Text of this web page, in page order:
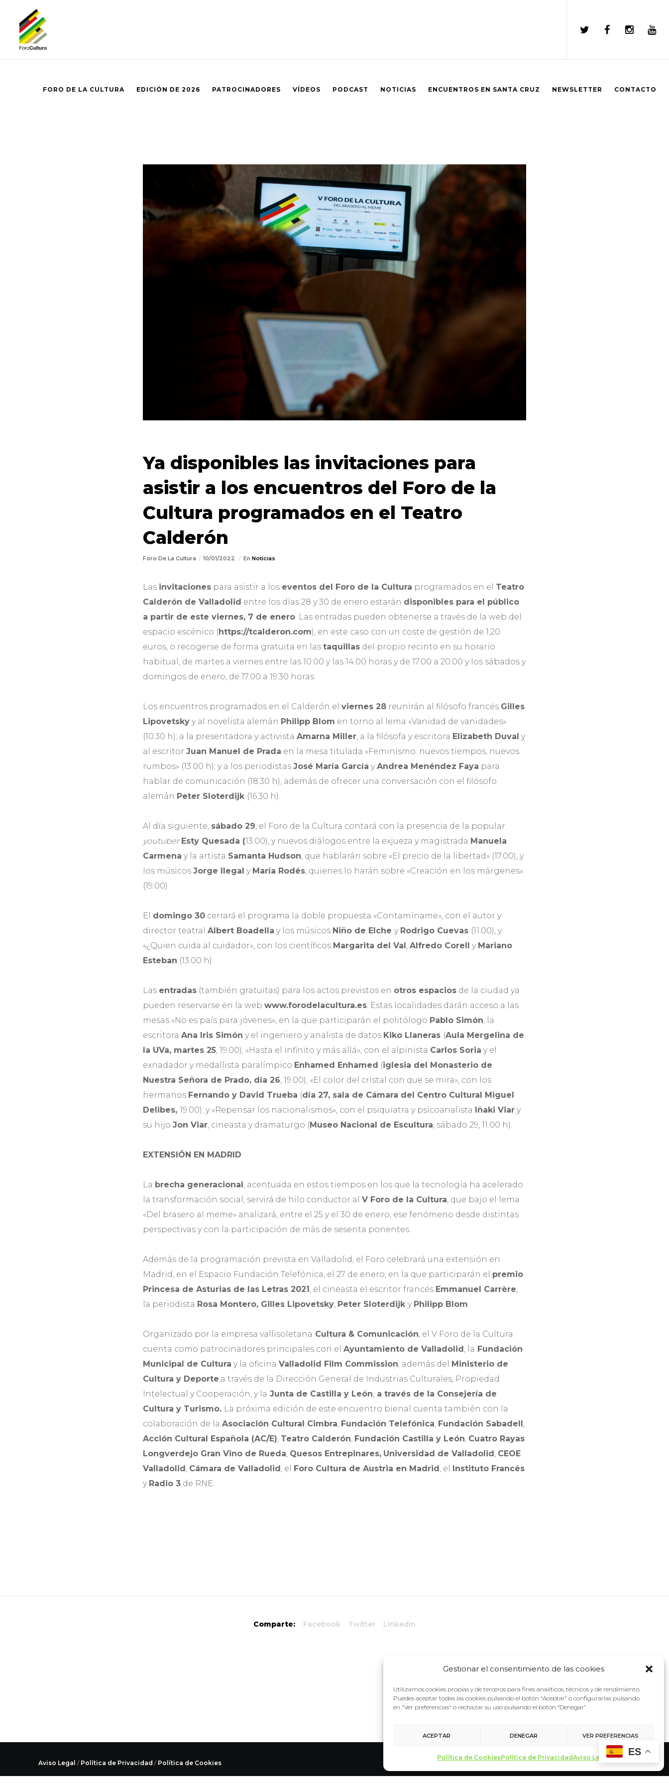
Gestionar el consentimiento de las cookies
Utilizamos cookies propias y de terceros para fines analíticos, técnicos y de rendimiento.
Puedes aceptar todas las cookies pulsando el botón “Aceptar” o configurarlas pulsando
en "Ver preferencias" o rechazar su uso pulsando el botón “Denegar”
ACEPTAR DENEGAR VER PREFERENCIAS
Política de CookiesPolítica de PrivacidadAviso Legal
FORO DE LA CULTURA EDICIÓN DE 2026 PATROCINADORES VÍDEOS PODCAST NOTICIAS ENCUENTROS EN SANTA CRUZ NEWSLETTER CONTACTO
Ya disponibles las invitaciones para
asistir a los encuentros del Foro de la
Cultura programados en el Teatro
Calderón
Foro De La Cultura 10/01/2022 En Noticias
Las invitaciones para asistir a los eventos del Foro de la Cultura programados en el Teatro
Calderón de Valladolid entre los días 28 y 30 de enero estarán disponibles para el público
a partir de este viernes, 7 de enero . Las entradas pueden obtenerse a través de la web del
espacio escénico (https://tcalderon.com), en este caso con un coste de gestión de 1,20
euros, o recogerse de forma gratuita en las taquillas del propio recinto en su horario
habitual, de martes a viernes entre las 10.00 y las 14.00 horas y de 17.00 a 20.00 y los sábados y
domingos de enero, de 17.00 a 19.30 horas.
Los encuentros programados en el Calderón el viernes 28 reunirán al filósofo francés Gilles
Lipovetsky y al novelista alemán Philipp Blom en torno al lema «Vanidad de vanidades»
(10.30 h); a la presentadora y activista Amarna Miller , a la filósofa y escritora Elizabeth Duval y
al escritor Juan Manuel de Prada en la mesa titulada «Feminismo: nuevos tiempos, nuevos
rumbos» (13.00 h); y a los periodistas José María García yAndrea Menéndez Faya para
hablar de comunicación (18.30 h), además de ofrecer una conversación con el filósofo
alemán Peter Sloterdijk (16.30 h).
Al día siguiente, sábado 29 , el Foro de la Cultura contará con la presencia de la popular
youtuber Esty Quesada (13.00), y nuevos diálogos entre la exjueza y magistrada Manuela
Carmena y la artista Samanta Hudson , que hablarán sobre «El precio de la libertad» (17.00), y
los músicos Jorge Ilegal y María Rodés , quienes lo harán sobre «Creación en los márgenes».
(19.00)
El domingo 30 cerrará el programa la doble propuesta «Contamíname», con el autor y
director teatral Albert Boadella y los músicos Niño de Elche y Rodrigo Cuevas (11.00), y
«¿Quien cuida al cuidador», con los científicos Margarita del Val Alfredo Corell y Mariano
Esteban (13.00 h).
Las entradas (también gratuitas) para los actos previstos en otros espacios de la ciudad ya
pueden reservarse en la web www.forodelacultura.es . Estas localidades darán acceso a las
mesas «No es país para jóvenes», en la que participarán el politólogo Pablo Simón , la
escritora Ana Iris Simón y el ingeniero y analista de datos Kiko Llaneras (Aula Mergelina de
la UVa, martes 25 , 19.00); «Hasta el infinito y más allá», con el alpinista Carlos Soria y el
exnadador y medallista paralímpico Enhamed Enhamed (iglesia del Monasterio de
Nuestra Señora de Prado, día 26 , 19.00); «El color del cristal con que se mira», con los
hermanos Fernando y David Trueba (día 27, sala de Cámara del Centro Cultural Miguel
Delibes, 19.00); y «Repensar los nacionalismos», con el psiquiatra y psicoanalista Iñaki Viar y
su hijo Jon Viar , cineasta y dramaturgo (Museo Nacional de Escultura , sábado 29, 11.00 h).
EXTENSIÓN EN MADRID
La brecha generacional , acentuada en estos tiempos en los que la tecnología ha acelerado
la transformación social, servirá de hilo conductor al V Foro de la Cultura , que bajo el lema
«Del brasero al meme» analizará, entre el 25 y el 30 de enero, ese fenómeno desde distintas
perspectivas y con la participación de más de sesenta ponentes.
Además de la programación prevista en Valladolid, el Foro celebrará una extensión en
Madrid, en el Espacio Fundación Telefónica, el 27 de enero, en la que participarán el premio
Princesa de Asturias de las Letras 2021 , el cineasta el escritor francés Emmanuel Carrère
la periodista Rosa Montero, Gilles Lipovetsky Peter Sloterdijk y Philipp Blom
Organizado por la empresa vallisoletana Cultura & Comunicación , el V Foro de la Cultura
cuenta como patrocinadores principales con el Ayuntamiento de Valladolid , la Fundación
Municipal de Cultura y la oficina Valladolid Film Commission; además del Ministerio de
Cultura y Deporte ,a través de la Dirección General de Industrias Culturales, Propiedad
Intelectual y Cooperación, y la Junta de Castilla y León a través de la Consejería de
Cultura y Turismo. La próxima edición de este encuentro bienal cuenta también con la
colaboración de la Asociación Cultural Cimbra Fundación Telefónica Fundación Sabadell
Acción Cultural Española (AC/E) Teatro Calderón Fundación Castilla y León Cuatro Rayas
Longverdejo Gran Vino de Rueda Quesos Entrepinares, Universidad de Valladolid CEOE
Valladolid Cámara de Valladolid , el Foro Cultura de Austria en Madrid , el Instituto Francés
y Radio 3 de RNE.
Comparte: Facebook Twitter Linkedin
Aviso Legal / Política de Privacidad / Política de Cookies Contacto
ES